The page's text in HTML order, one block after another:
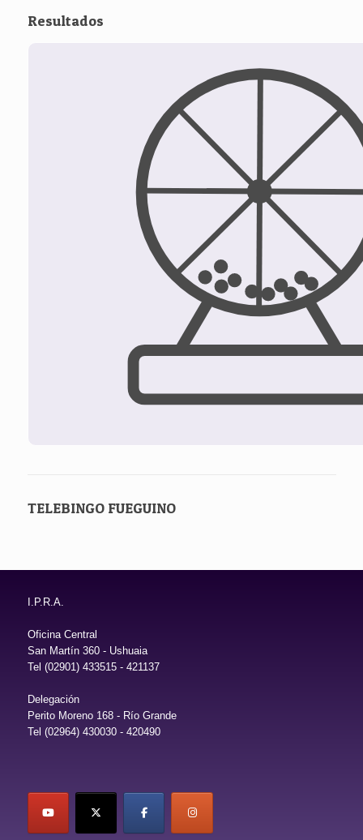
Resultados
TELEBINGO FUEGUINO
I.P.R.A.
Oficina Central
San Martín 360 - Ushuaia
Tel (02901) 433515 - 421137
Delegación
Perito Moreno 168 - Río Grande
Tel (02964) 430030 - 420490